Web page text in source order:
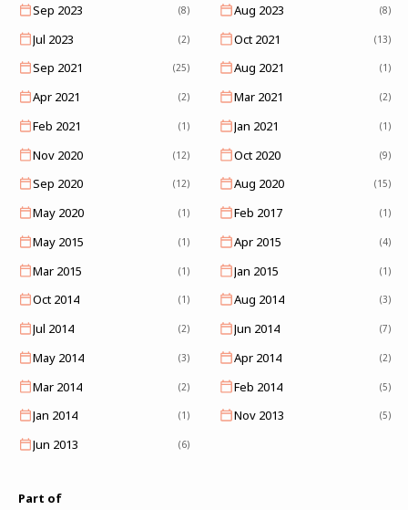
Sep 2023 (8) Aug 2023 (8)
Jul 2023 (2) Oct 2021 (13)
Sep 2021 (25) Aug 2021 (1)
Apr 2021 (2) Mar 2021 (2)
Feb 2021 (1) Jan 2021 (1)
Nov 2020 (12) Oct 2020 (9)
Sep 2020 (12) Aug 2020 (15)
May 2020 (1) Feb 2017 (1)
May 2015 (1) Apr 2015 (4)
Mar 2015 (1) Jan 2015 (1)
Oct 2014 (1) Aug 2014 (3)
Jul 2014 (2) Jun 2014 (7)
May 2014 (3) Apr 2014 (2)
Mar 2014 (2) Feb 2014 (5)
Jan 2014 (1) Nov 2013 (5)
Jun 2013 (6)
Part of